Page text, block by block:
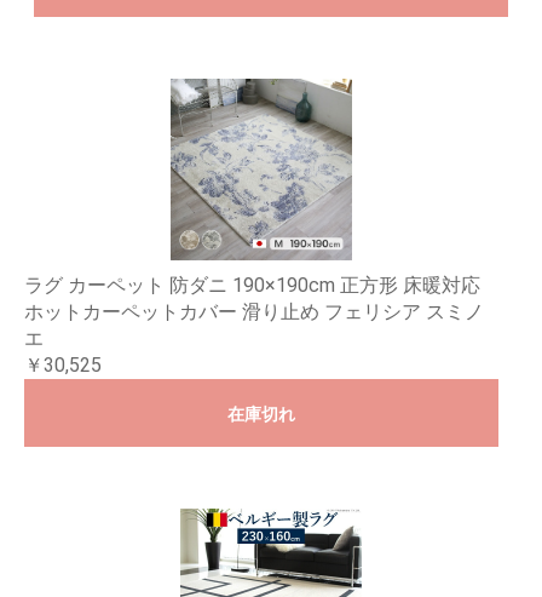
ラグ カーペット 防ダニ 190×190cm 正方形 床暖対応
ホットカーペットカバー 滑り止め フェリシア スミノ
エ
￥30,525
在庫切れ